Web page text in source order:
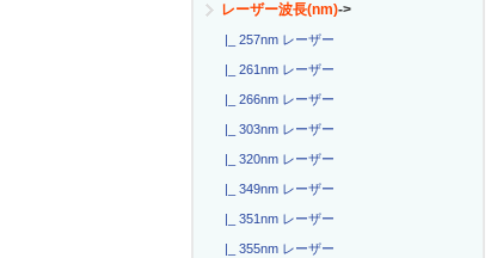
レーザー波長(nm)->
|_ 257nm レーザー
|_ 261nm レーザー
|_ 266nm レーザー
|_ 303nm レーザー
|_ 320nm レーザー
|_ 349nm レーザー
|_ 351nm レーザー
|_ 355nm レーザー